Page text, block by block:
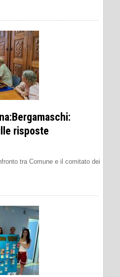
risposte
tra Comune e il comitato dei